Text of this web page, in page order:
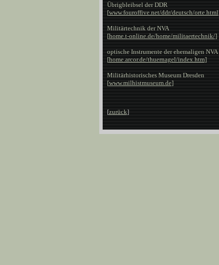
Übrigbleibsel der DDR
[www.fouroffive.net/ddr/deutsch/orte.html
Militärtechnik der NVA
[home.t-online.de/home/militaertechnik/]
optische Instrumente der ehemaligen NVA
[home.arcor.de/thuernagel/index.htm]
Militärhistorisches Museum Dresden
[www.milhistmuseum.de]
[zurück]